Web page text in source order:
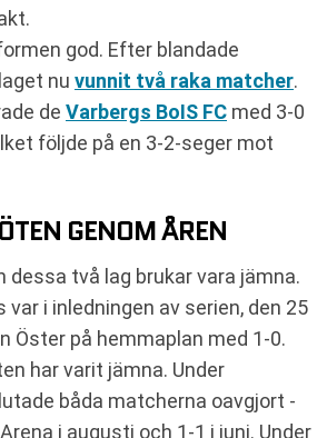
god. Efter blandade
nu vunnit två raka matcher.
de Varbergs BoIS FC med 3-0
följde på en 3-2-seger mot
GENOM ÅREN
dessa två lag brukar vara jämna.
i inledningen av serien, den 25
Öster på hemmaplan med 1-0.
har varit jämna. Under
båda matcherna oavgjort -
i augusti och 1-1 i juni. Under